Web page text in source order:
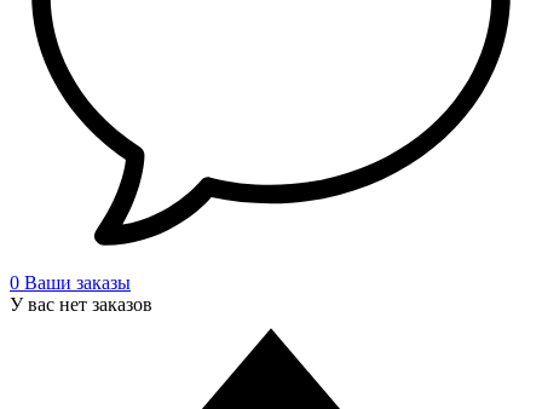
0 Ваши заказы
У вас нет заказов